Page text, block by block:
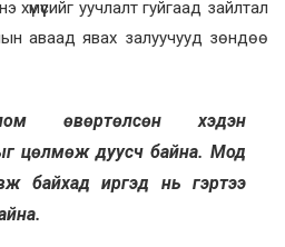
уучлалт гуйгаад зайлтал
аваад явах залуучууд зөндөө
өвөртөлсөн хэдэн
цөлмөж дуусч байна. Мод
байхад иргэд нь гэртээ